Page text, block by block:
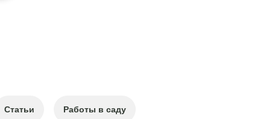
Статьи Работы в саду